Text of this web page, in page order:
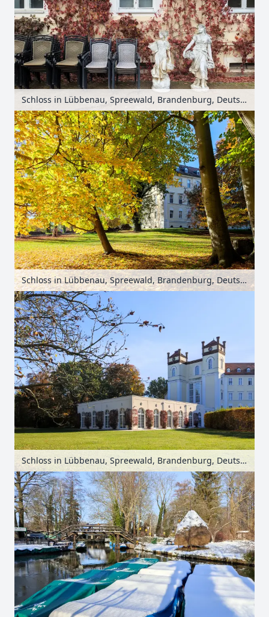
Schloss in Lübbenau, Spreewald, Brandenburg, Deutschland
Schloss in Lübbenau, Spreewald, Brandenburg, Deutschland
Schloss in Lübbenau, Spreewald, Brandenburg, Deutschland